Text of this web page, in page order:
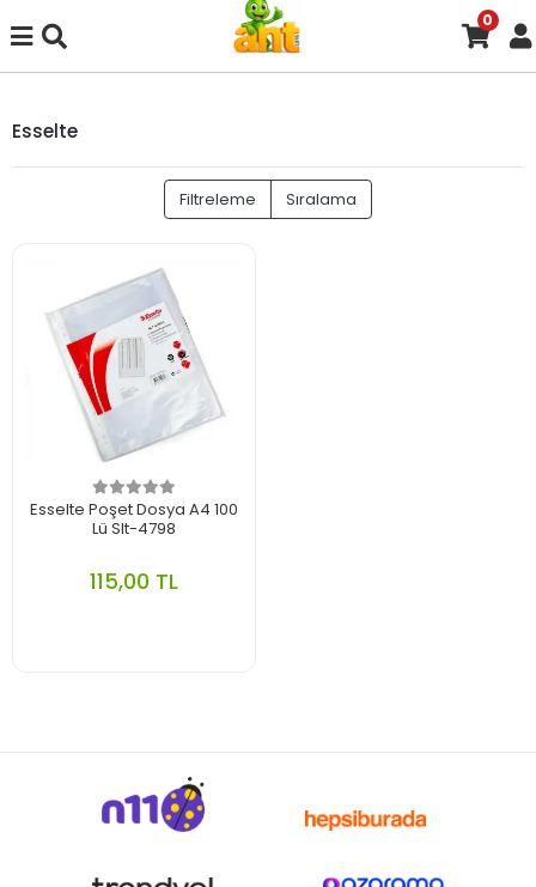
0
Esselte
Filtreleme Sıralama
Esselte Poşet Dosya A4 100
Lü Slt-4798
115,00 TL